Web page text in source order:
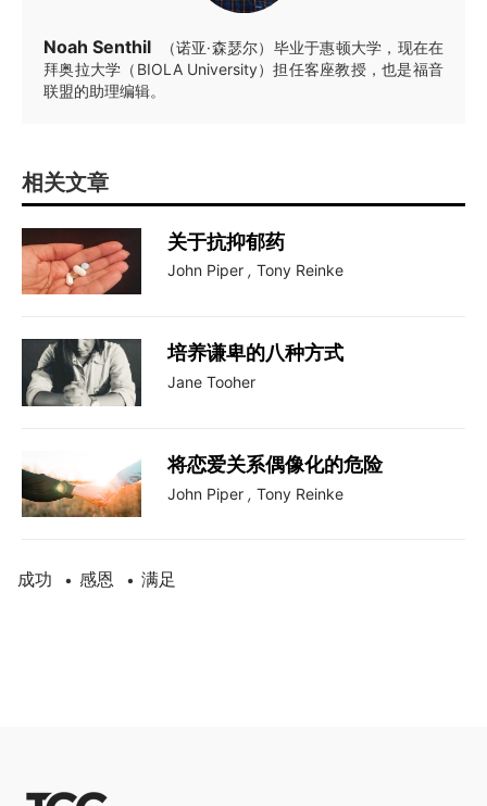
Noah Senthil
（诺亚·森瑟尔）毕业于惠顿大学，现在在
拜奥拉大学（BIOLA University）担任客座教授，也是福音
联盟的助理编辑。
相关文章
关于抗抑郁药
John Piper , Tony Reinke
培养谦卑的八种方式
Jane Tooher
将恋爱关系偶像化的危险
John Piper , Tony Reinke
成功 • 感恩 • 满足